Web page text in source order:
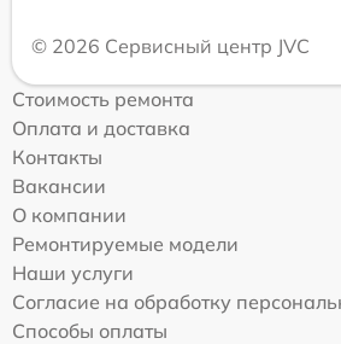
© 2026 Сервисный центр JVC
Стоимость ремонта
Оплата и доставка
Контакты
Вакансии
О компании
Ремонтируемые модели
Наши услуги
Согласие на обработку
Способы оплаты